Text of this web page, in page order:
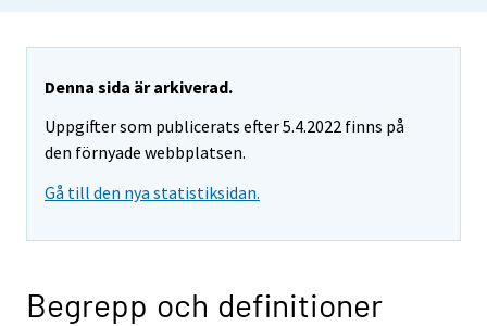
Denna sida är arkiverad.
Uppgifter som publicerats efter 5.4.2022 finns på
den förnyade webbplatsen.
Gå till den nya statistiksidan.
Begrepp och definitioner